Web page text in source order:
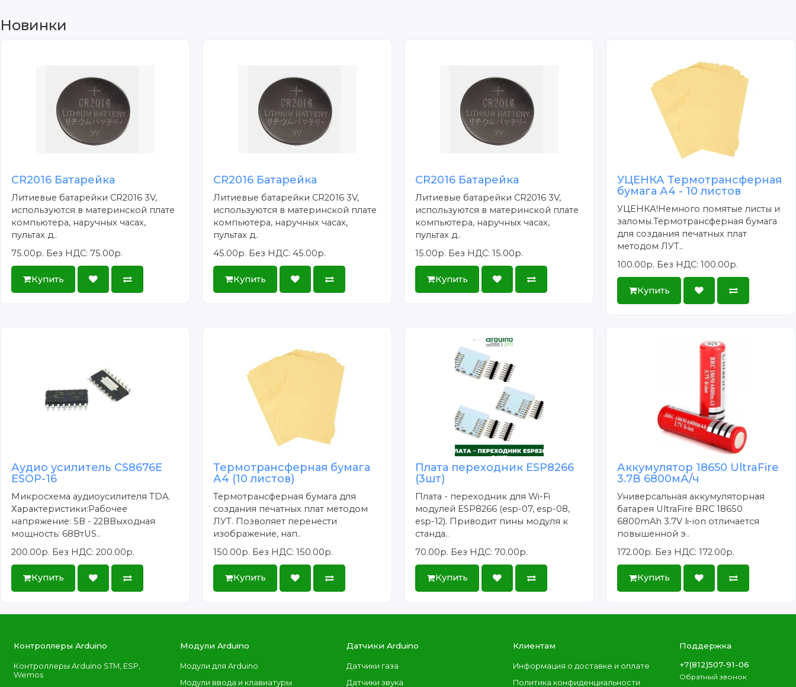
Новинки
CR2016 Батарейка
Литиевые батарейки CR2016 3V,
используются в материнской плате
компьютера, наручных часах,
пультах д..
75.00р. Без НДС: 75.00р.
Купить
CR2016 Батарейка
Литиевые батарейки CR2016 3V,
используются в материнской плате
компьютера, наручных часах,
пультах д..
45.00р. Без НДС: 45.00р.
Купить
CR2016 Батарейка
Литиевые батарейки CR2016 3V,
используются в материнской плате
компьютера, наручных часах,
пультах д..
15.00р. Без НДС: 15.00р.
Купить
УЦЕНКА Термотрансферная
бумага А4 - 10 листов
УЦЕНКА!Немного помятые листы и
заломы.Термотрансферная бумага
для создания печатных плат
методом ЛУТ..
100.00р. Без НДС: 100.00р.
Купить
Аудио усилитель CS8676E
ESOP-16
Микросхема аудиоусилителя TDA.
Характеристики:Рабочее
напряжение: 5В - 22ВВыходная
мощность: 68ВтUS..
200.00р. Без НДС: 200.00р.
Купить
Термотрансферная бумага
А4 (10 листов)
Термотрансферная бумага для
создания печатных плат методом
ЛУТ. Позволяет перенести
изображение, нап..
150.00р. Без НДС: 150.00р.
Купить
Плата переходник ESP8266
(3шт)
Плата - переходник для Wi-Fi
модулей ESP8266 (esp-07, esp-08,
esp-12). Приводит пины модуля к
станда..
70.00р. Без НДС: 70.00р.
Купить
Аккумулятор 18650 UltraFire
3.7В 6800мА/ч
Универсальная аккумуляторная
батарея UltraFire BRC 18650
6800mAh 3.7V li-ion отличается
повышенной э..
172.00р. Без НДС: 172.00р.
Купить
Контроллеры Arduino
Контроллеры Arduino STM, ESP,
Wemos
Модули Arduino
Модули для Arduino
Модули ввода и клавиатуры
Датчики Arduino
Датчики газа
Датчики звука
Клиентам
Информация о доставке и оплате
Политика конфиденциальности
Поддержка
+7(812)507-91-06
Обратный звонок